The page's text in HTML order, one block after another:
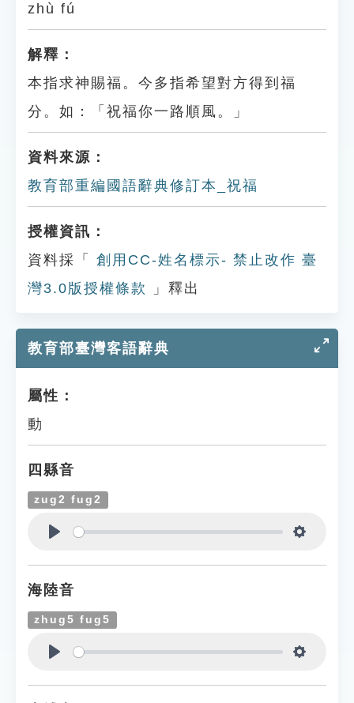
zhù fú
解釋：
本指求神賜福。今多指希望對方得到福
分。如：「祝福你一路順風。」
資料來源：
教育部重編國語辭典修訂本_祝福
授權資訊：
資料採「
創用CC-姓名標示- 禁止改作 臺
灣3.0版授權條款
」釋出
教育部臺灣客語辭典
屬性：
動
四縣音
zug2 fug2
海陸音
zhug5 fug5